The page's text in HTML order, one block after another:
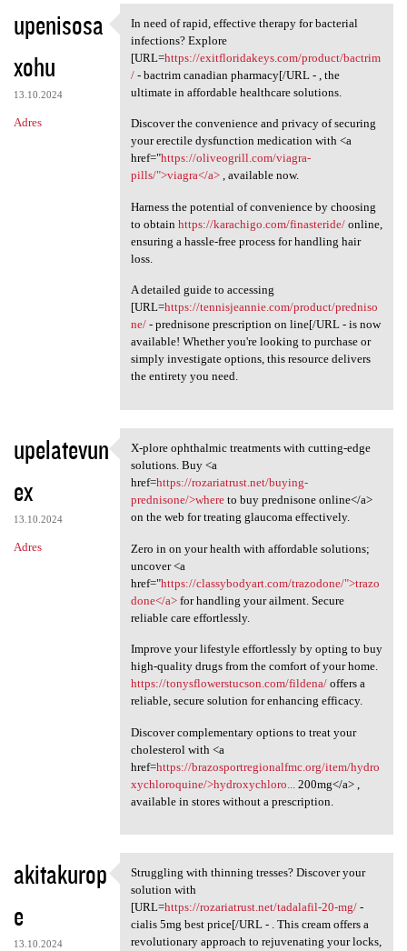
upenisosa
xohu
13.10.2024
Adres
In need of rapid, effective
In need of rapid, effective therapy for bacterial
infections? Explore
[URL=https://exitfloridakeys.com/product/bactrim
/- bactrim canadian pharmacy[/URL - , the
ultimate in affordable healthcare solutions.
Discover the convenience and privacy of securing
your erectile dysfunction medication with <a
href="https://oliveogrill.com/viagra-
pills/">viagra</a>, available now.
Harness the potential of convenience by choosing
to obtain https://karachigo.com/finasteride/online,
ensuring a hassle-free process for handling hair
loss.
A detailed guide to accessing
[URL=https://tennisjeannie.com/product/predniso
ne/- prednisone prescription on line[/URL - is now
available! Whether you're looking to purchase or
simply investigate options, this resource delivers
the entirety you need.
upelatevun
ex
13.10.2024
Adres
X-plore ophthalmic treatments
X-plore ophthalmic treatments with cutting-edge
solutions. Buy <a
href=https://rozariatrust.net/buying-
prednisone/>whereto buy prednisone online</a>
on the web for treating glaucoma effectively.
Zero in on your health with affordable solutions;
uncover <a
href="https://classybodyart.com/trazodone/">trazo
done</a>for handling your ailment. Secure
reliable care effortlessly.
Improve your lifestyle effortlessly by opting to buy
high-quality drugs from the comfort of your home.
https://tonysflowerstucson.com/fildena/offers a
reliable, secure solution for enhancing efficacy.
Discover complementary options to treat your
cholesterol with <a
href=https://brazosportregionalfmc.org/item/hydro
xychloroquine/>hydroxychloro...
200mg</a> ,
available in stores without a prescription.
akitakurop
e
13.10.2024
Struggling with thinning
Struggling with thinning tresses? Discover your
solution with
[URL=https://rozariatrust.net/tadalafil-20-mg/-
cialis 5mg best price[/URL - . This cream offers a
revolutionary approach to rejuvenating your locks,